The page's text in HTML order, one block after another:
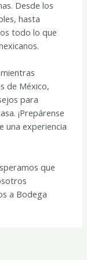
Desde los
hasta
todo lo que
de México,
para
¡Prepárense
una experiencia
que
a Bodega